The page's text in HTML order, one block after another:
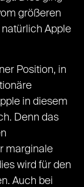
größeren
Apple
Position, in
in diesem
Denn das
marginale
wird für den
Auch bei